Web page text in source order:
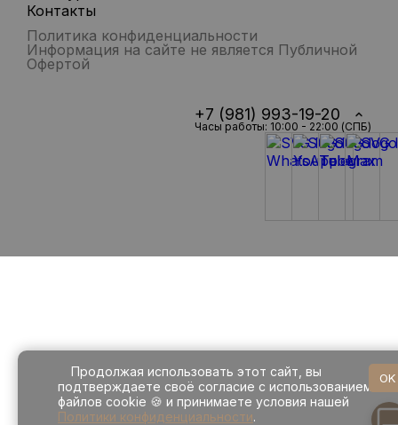
Контакты
Политика конфиденциальности
Информация на сайте не является Публичной
Офертой
+7 (981) 993-19-20
Часы работы: 10:00 - 22:00 (СПБ)
Продолжая использовать этот сайт, вы
подтверждаете своё согласие с использованием
файлов cookie 🍪 и принимаете условия нашей
Политики конфиденциальности.
OK